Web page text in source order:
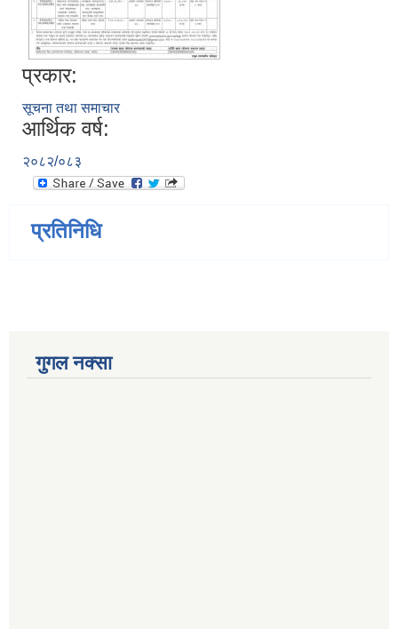
प्रकार:
सूचना तथा समाचार
आर्थिक वर्ष:
२०८२/०८३
प्रतिनिधि
गुगल नक्सा